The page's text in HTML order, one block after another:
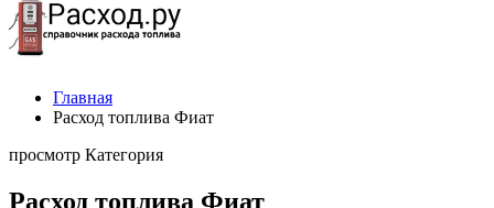
Главная
Расход топлива Фиат
просмотр Категория
Расход топлива Фиат